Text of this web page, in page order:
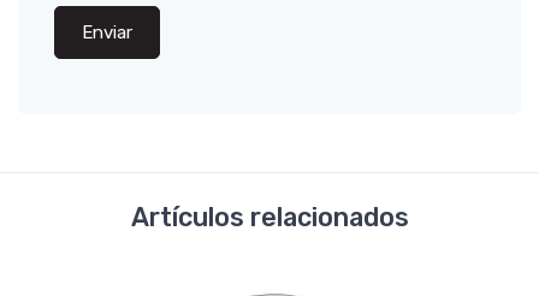
Enviar
Artículos relacionados